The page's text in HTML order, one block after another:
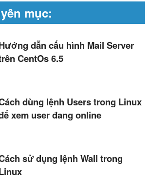
mục:
dẫn cấu hình Mail Server
CentOs 6.5
dùng lệnh Users trong Linux
xem user đang online
sử dụng lệnh Wall trong